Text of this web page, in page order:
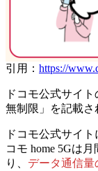
引用： https://
ドコモ公式サイ
無制限」を記載さ
ドコモ公式サイ
コモ home 5Gは
り、 データ通信